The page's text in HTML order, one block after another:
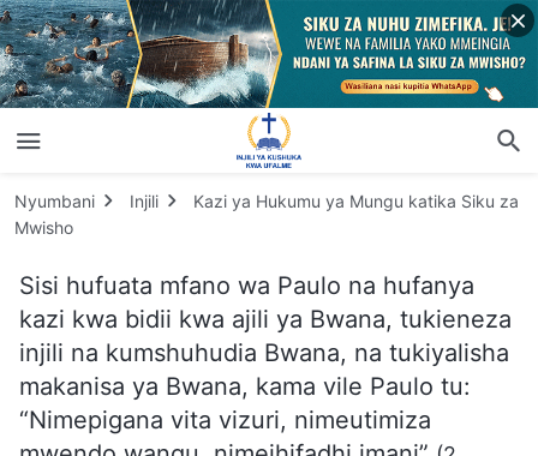
Nyumbani Injili
Kazi ya Hukumu ya Mungu katika Siku za
Mwisho
Sisi hufuata mfano wa Paulo na hufanya
kazi kwa bidii kwa ajili ya Bwana, tukieneza
injili na kumshuhudia Bwana, na tukiyalisha
makanisa ya Bwana, kama vile Paulo tu:
“Nimepigana vita vizuri, nimeutimiza